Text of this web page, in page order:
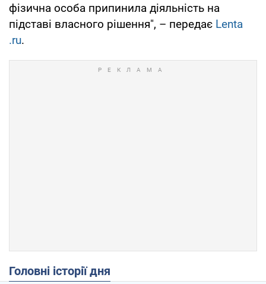
фізична особа припинила діяльність на
підставі власного рішення", – передає Lenta
.ru.
Головні історії дня